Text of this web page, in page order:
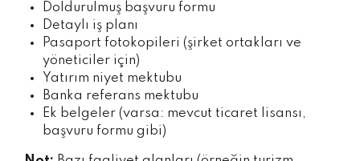
Doldurulmuş başvuru formu
Detaylı iş planı
Pasaport fotokopileri (şirket ortakları ve
yöneticiler için)
Yatırım niyet mektubu
Banka referans mektubu
Ek belgeler (varsa: mevcut ticaret lisansı,
başvuru formu gibi)